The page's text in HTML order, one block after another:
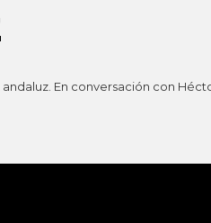
En conversación con